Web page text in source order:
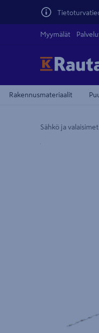
Myymälät
Rakennusmateriaalit
Sähkö ja valaisimet